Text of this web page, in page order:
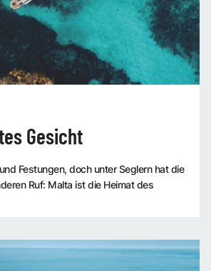
Gesicht
Festungen, doch unter Seglern hat die
Ruf: Malta ist die Heimat des